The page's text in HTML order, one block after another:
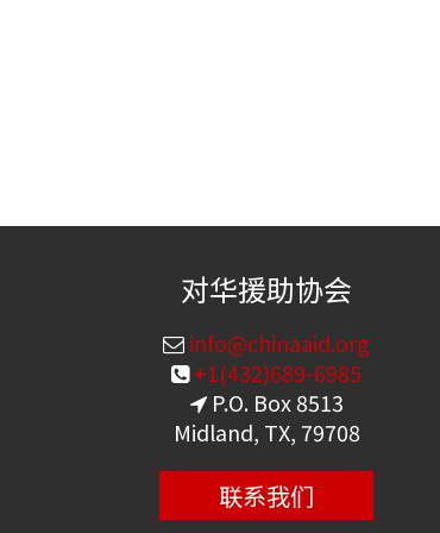
对华援助协会
info@chinaaid.org
+1(432)689-6985
P.O. Box 8513
Midland, TX, 79708
联系我们